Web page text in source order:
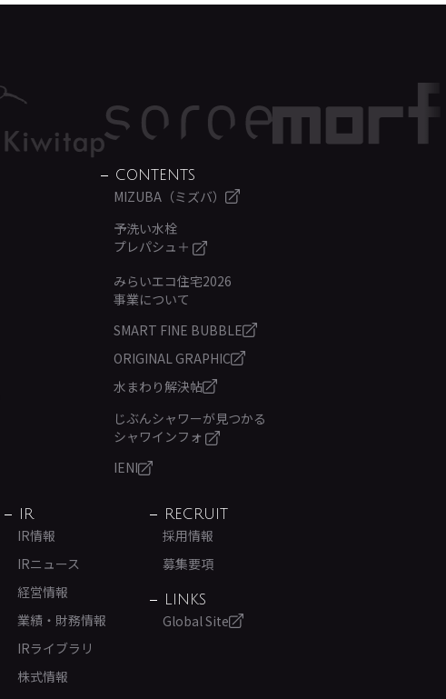
CONTENTS
MIZUBA（ミズバ）
予洗い水栓
プレパシュ＋
みらいエコ住宅2026
事業について
SMART FINE BUBBLE
ORIGINAL GRAPHIC
水まわり解決帖
じぶんシャワーが見つかる
シャワインフォ
IENI
IR
IR情報
IRニュース
経営情報
業績・財務情報
IRライブラリ
株式情報
RECRUIT
採用情報
募集要項
LINKS
Global Site